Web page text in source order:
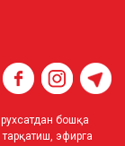
бошқа
эфирга